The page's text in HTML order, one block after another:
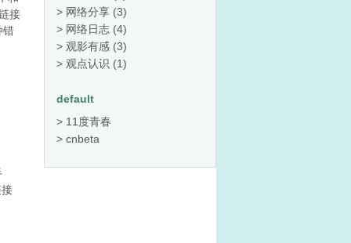
接
错
网络分享 (3)
网络日志 (4)
观影有感 (3)
观点认识 (1)
default
11度青春
cnbeta